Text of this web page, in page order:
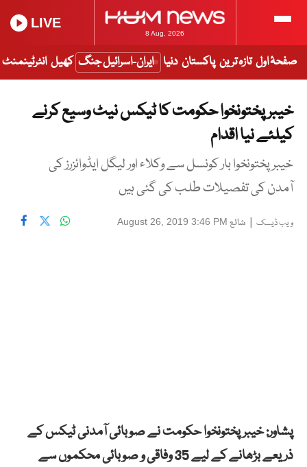
8 Aug, 2026
LIVE
صفحۂ اول تازہ ترین پاکستان دنیا ایران-اسرائیل جنگ کھیل انٹرٹینمنٹ
خیبر پختونخوا حکومت کا ٹیکس نیٹ وسیع کرنے
کیلئے نیا اقدام
خیبر پختونخوا بار کونسل سے وکلاء اور لیگل ایڈوائزرز کی
آمدن کی تفصیلات طلب کی گئی ہیں
ویب ڈیسک | شائع August 26, 2019 3:46 PM
پشاور: خیبر پختونخوا حکومت نے صوبائی آمدنی ٹیکس کے
ذریعے بڑھانے کے لیے 35 وفاقی و صوبائی محکموں سے